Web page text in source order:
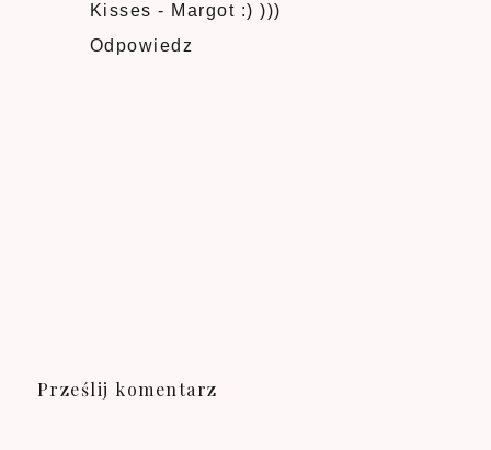
Kisses - Margot :) )))
Odpowiedz
Prześlij komentarz